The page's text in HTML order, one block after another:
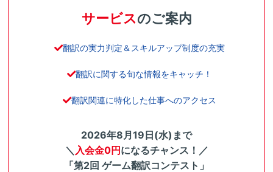
サービスのご案内
翻訳の実力判定＆スキルアップ制度の充実
翻訳に関する旬な情報をキャッチ！
翻訳関連に特化した仕事へのアクセス
2026年8月19日(水)まで
＼ 入会金0円になるチャンス！／
「第2回 ゲーム翻訳コンテスト」